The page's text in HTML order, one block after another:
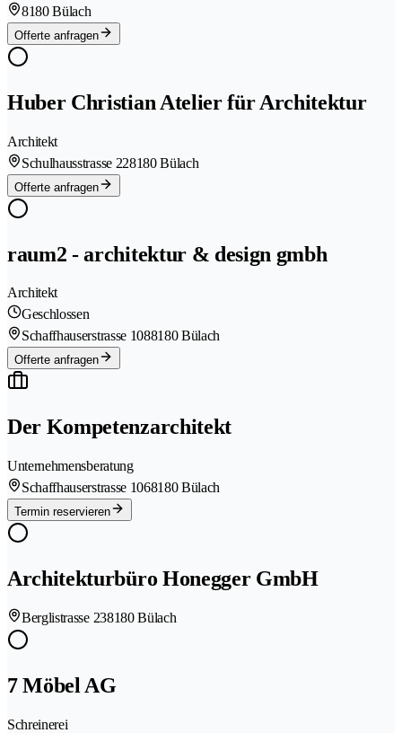
8180 Bülach
Offerte anfragen
Huber Christian Atelier für Architektur
Architekt
Schulhausstrasse 228180 Bülach
Offerte anfragen
raum2 - architektur & design gmbh
Architekt
Geschlossen
Schaffhauserstrasse 1088180 Bülach
Offerte anfragen
Der Kompetenzarchitekt
Unternehmensberatung
Schaffhauserstrasse 1068180 Bülach
Termin reservieren
Architekturbüro Honegger GmbH
Berglistrasse 238180 Bülach
7 Möbel AG
Schreinerei